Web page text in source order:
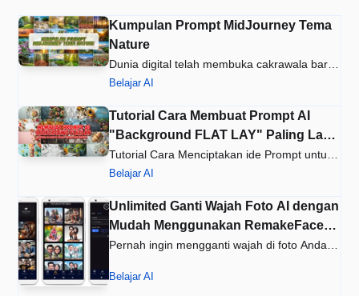
Kumpulan Prompt MidJourney Tema
Nature
Dunia digital telah membuka cakrawala baru
bagi para kreator dalam men…
Belajar AI
Tutorial Cara Membuat Prompt AI
"Background FLAT LAY" Paling Laris
di Adobe Stock dan Freepik
Tutorial Cara Menciptakan ide Prompt untuk
membuat petunjuk gambar gay…
Belajar AI
Unlimited Ganti Wajah Foto AI dengan
Mudah Menggunakan RemakeFace:
AI Face Swap
Pernah ingin mengganti wajah di foto Anda?
Belajar AI